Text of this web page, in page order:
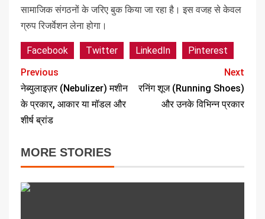
सामाजिक संगठनों के जरिए बुक किया जा रहा है। इस वजह से केवल
ग्रुप रिजर्वेशन लेना होगा।
Facebook Twitter LinkedIn
Pinterest
Previous
नेब्युलाइज़र (Nebulizer) मशीन
के प्रकार, आकार या मॉडल और
शीर्ष ब्रांड
Next
रनिंग शूज (Running Shoes)
और उनके विभिन्न प्रकार
MORE STORIES